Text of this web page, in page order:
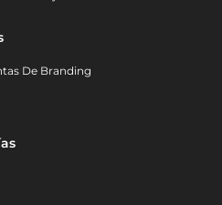
De Branding